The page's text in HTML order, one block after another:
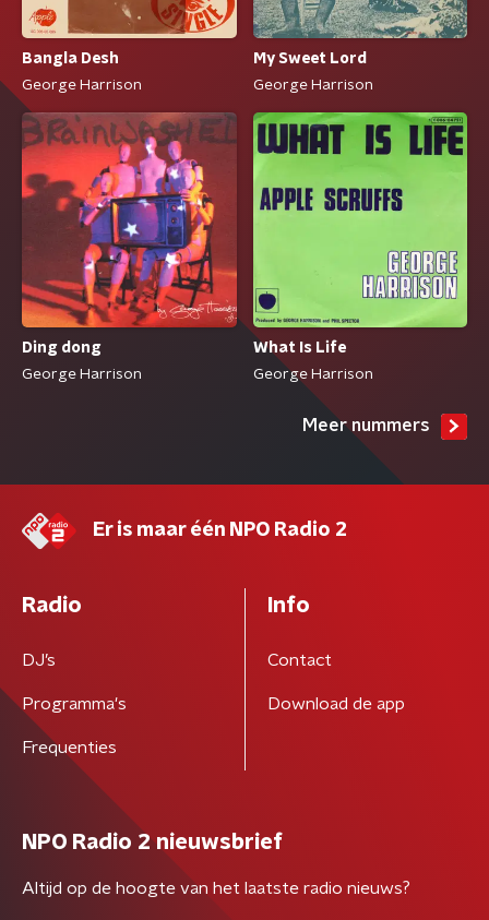
Bangla Desh
George Harrison
My Sweet Lord
George Harrison
Ding dong
George Harrison
What Is Life
George Harrison
Meer nummers
Er is maar één NPO Radio 2
Radio
DJ’s
Programma's
Frequenties
Info
Contact
Download de app
NPO Radio 2 nieuwsbrief
Altijd op de hoogte van het laatste radio nieuws?